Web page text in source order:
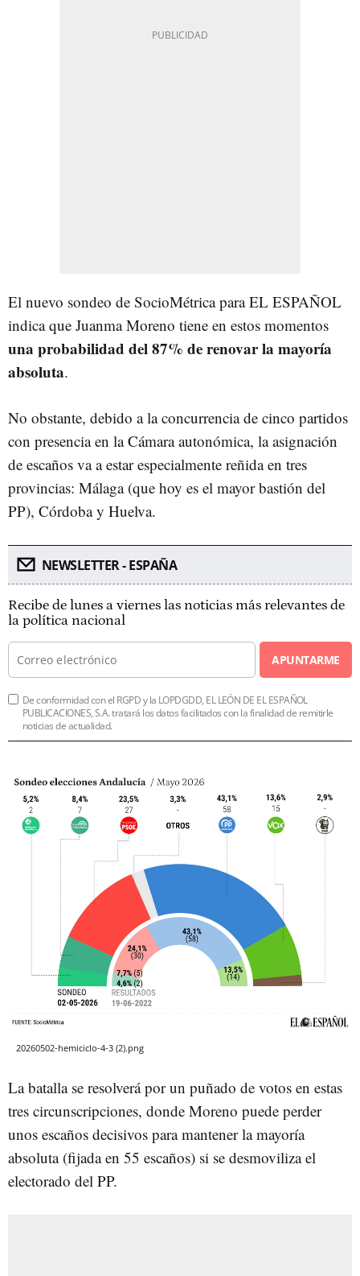
El nuevo sondeo de SocioMétrica para EL ESPAÑOL
indica que Juanma Moreno tiene en estos momentos
una probabilidad del 87% de renovar la mayoría
absoluta.
No obstante, debido a la concurrencia de cinco partidos
con presencia en la Cámara autonómica, la asignación
de escaños va a estar especialmente reñida en tres
provincias: Málaga (que hoy es el mayor bastión del
PP), Córdoba y Huelva.
NEWSLETTER - ESPAÑA
Recibe de lunes a viernes las noticias más relevantes de
la política nacional
APUNTARME
De conformidad con el RGPD y la LOPDGDD, EL LEÓN DE EL ESPAÑOL
PUBLICACIONES, S.A. tratará los datos facilitados con la finalidad de remitirle
noticias de actualidad.
20260502-hemiciclo-4-3 (2).png
La batalla se resolverá por un puñado de votos en estas
tres circunscripciones, donde Moreno puede perder
unos escaños decisivos para mantener la mayoría
absoluta (fijada en 55 escaños) si se desmoviliza el
electorado del PP.